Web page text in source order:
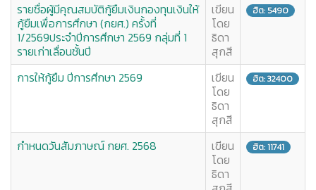
รายชื่อผู้มีคุณสมบัติกู้ยืมเงินกองทุนเงินให้
กู้ยืมเพื่อการศึกษา (กยศ.) ครั้งที่
1/2569ประจำปีการศึกษา 2569 กลุ่มที่ 1
รายเก่าเลื่อนชั้นปี
เขียน
โดย
ธิดา
สุกสี
ฮิต: 5490
การให้กู้ยืม ปีการศึกษา 2569
เขียน
โดย
ธิดา
สุกสี
ฮิต: 32400
กำหนดวันสัมภาษณ์ กยศ. 2568
เขียน
โดย
ธิดา
ฮิต: 11741